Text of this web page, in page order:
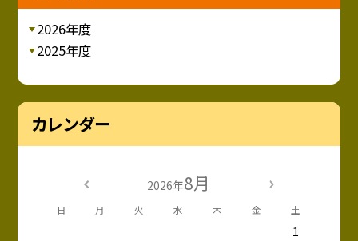
2026年度
2025年度
カレンダー
2026年8月
日 月 火 水 木 金 土
1